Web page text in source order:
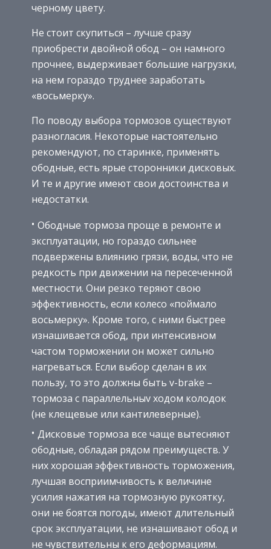
черному цвету.
Не стоит скупиться – лучше сразу
приобрести двойной обод – он намного
прочнее, выдерживает большие нагрузки,
на нем гораздо труднее заработать
«восьмерку».
По поводу выбора тормозов существуют
разногласия. Некоторые настоятельно
рекомендуют, по старинке, применять
ободные, есть ярые сторонники дисковых.
И те и другие имеют свои достоинства и
недостатки.
Ободные тормоза проще в ремонте и
эксплуатации, но гораздо сильнее
подвержены влиянию грязи, воды, что не
редкость при движении на пересеченной
местности. Они резко теряют свою
эффективность, если колесо «поймало
восьмерку». Кроме того, с ними быстрее
изнашивается обод, при интенсивном
частом торможении он может сильно
нагреваться. Если выбор сделан в их
пользу, то это должны быть v-brake –
тормоза с параллельныv ходом колодок
(не клещевые или кантилеверные).
Дисковые тормоза все чаще вытесняют
ободные, обладая рядом преимуществ. У
них хорошая эффективность торможения,
лучшая восприимчивость к величине
усилия нажатия на тормозную рукоятку,
они не боятся погоды, имеют длительный
срок эксплуатации, не изнашивают обод и
не чувствительны к его деформациям.